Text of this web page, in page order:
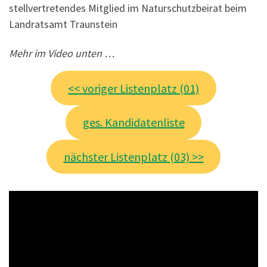
stellvertretendes Mitglied im Naturschutzbeirat beim
Landratsamt Traunstein
Mehr im Video unten …
<< voriger Listenplatz (01)
ges. Kandidatenliste
nächster Listenplatz (03) >>